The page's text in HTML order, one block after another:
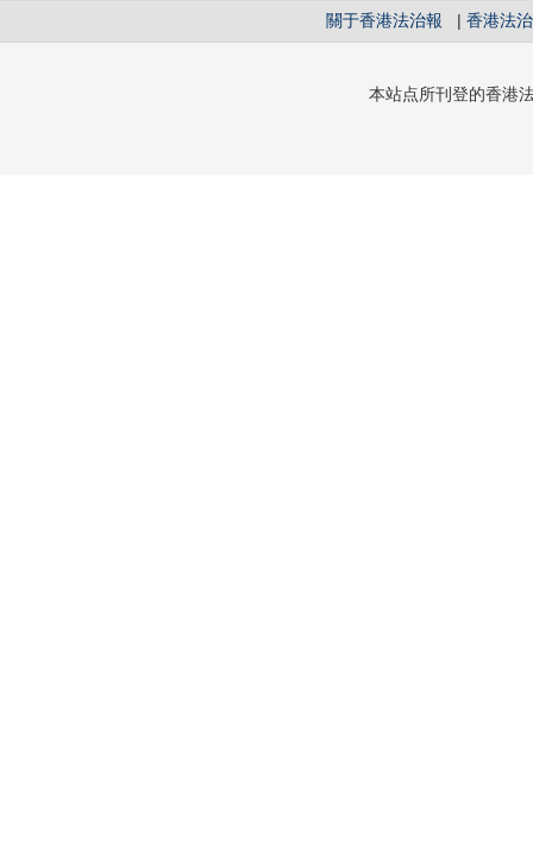
關于香港法治報 | 香港法
本站点所刊登的香港